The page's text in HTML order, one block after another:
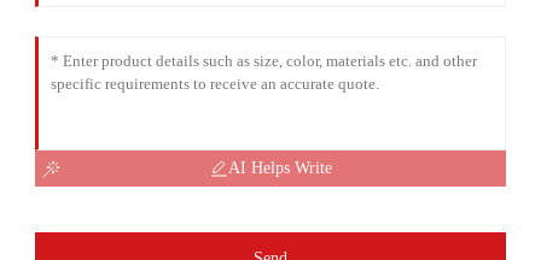
AI Helps Write